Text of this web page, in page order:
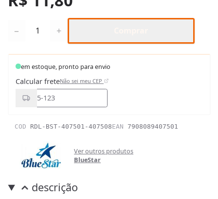
− +
em estoque, pronto para envio
Calcular freteNão sei meu CEP
COD RDL-BST-407501-407508EAN 7908089407501
Ver outros produtos
BlueStar
descrição